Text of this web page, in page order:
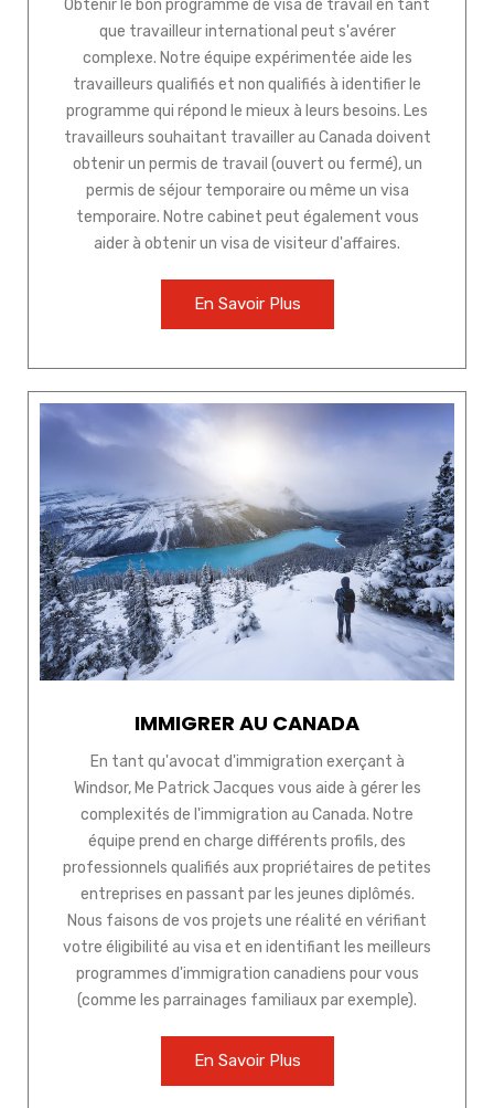
Obtenir le bon programme de visa de travail en tant
que travailleur international peut s'avérer
complexe. Notre équipe expérimentée aide les
travailleurs qualifiés et non qualifiés à identifier le
programme qui répond le mieux à leurs besoins. Les
travailleurs souhaitant travailler au Canada doivent
obtenir un permis de travail (ouvert ou fermé), un
permis de séjour temporaire ou même un visa
temporaire. Notre cabinet peut également vous
aider à obtenir un visa de visiteur d'affaires.
En Savoir Plus
IMMIGRER AU CANADA
En tant qu'avocat d'immigration exerçant à
Windsor, Me Patrick Jacques vous aide à gérer les
complexités de l'immigration au Canada. Notre
équipe prend en charge différents profils, des
professionnels qualifiés aux propriétaires de petites
entreprises en passant par les jeunes diplômés.
Nous faisons de vos projets une réalité en vérifiant
votre éligibilité au visa et en identifiant les meilleurs
programmes d'immigration canadiens pour vous
(comme les parrainages familiaux par exemple).
En Savoir Plus